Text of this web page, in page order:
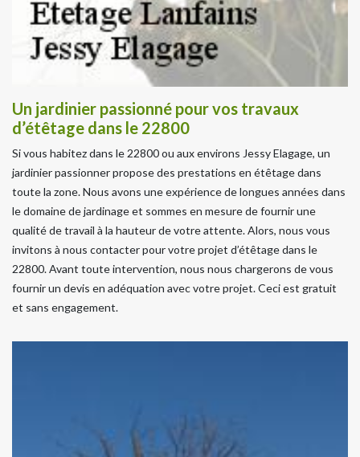
Un jardinier passionné pour vos travaux
d’étêtage dans le 22800
Si vous habitez dans le 22800 ou aux environs Jessy Elagage, un
jardinier passionner propose des prestations en étêtage dans
toute la zone. Nous avons une expérience de longues années dans
le domaine de jardinage et sommes en mesure de fournir une
qualité de travail à la hauteur de votre attente. Alors, nous vous
invitons à nous contacter pour votre projet d’étêtage dans le
22800. Avant toute intervention, nous nous chargerons de vous
fournir un devis en adéquation avec votre projet. Ceci est gratuit
et sans engagement.